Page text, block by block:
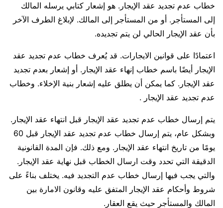
خطاب عدم تجديد عقد الإيجار. هو إشعار كتابي يرسله المالك
إلى المستأجر. أو من المستأجر إلى المالك. لإبلاغ الطرف الآخر
بأن عقد الإيجار الحالي لن يتم تجديده.
اعتمادًا على قوانين الايجارات. قد يُعرف خطاب عدم تجديد عقد
الإيجار أيضًا باسم خطاب إنهاء عقد الإيجار. أو إشعار بعدم تجديد
عقد الإيجار. كما يمكن أن يطلق عليه إشعار بنية الإخلاء. وخطاب
عدم تجديد عقد الإيجار .
يتم إرسال خطاب عدم تجديد عقد الإيجار قبل انتهاء عقد الإيجار.
وبشكل عام، يتم إرسال خطاب عدم تجديد عقد الإيجار قبل 60
يومًا من تاريخ انتهاء عقد الإيجار. ومع ذلك. فإن المدة القانونية
الدقيقة التي تحدد وقت ارسال الخطاب قبل نهاية عقد الإيجار.
والتي يجب فيها إرسال خطاب عدم التجديد فيه. يختلف بناءً على
شروط وأحكام عقد الإيجار المتفق عليه وقانون الامارة بين
المالك والمستأجر حيث يقع العقار.